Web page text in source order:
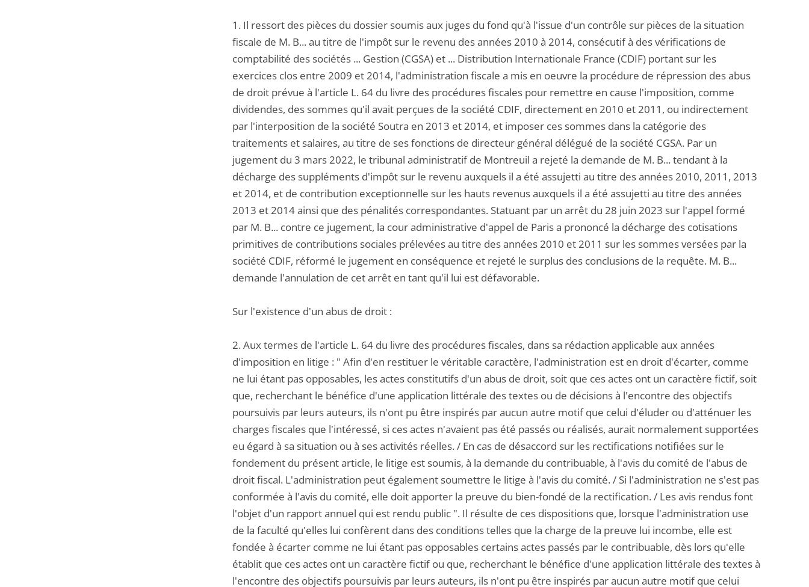
1. Il ressort des pièces du dossier soumis aux juges du fond qu'à l'issue d'un contrôle sur pièces de la situation
fiscale de M. B... au titre de l'impôt sur le revenu des années 2010 à 2014, consécutif à des vérifications de
comptabilité des sociétés ... Gestion (CGSA) et ... Distribution Internationale France (CDIF) portant sur les
exercices clos entre 2009 et 2014, l'administration fiscale a mis en oeuvre la procédure de répression des abus
de droit prévue à l'article L. 64 du livre des procédures fiscales pour remettre en cause l'imposition, comme
dividendes, des sommes qu'il avait perçues de la société CDIF, directement en 2010 et 2011, ou indirectement
par l'interposition de la société Soutra en 2013 et 2014, et imposer ces sommes dans la catégorie des
traitements et salaires, au titre de ses fonctions de directeur général délégué de la société CGSA. Par un
jugement du 3 mars 2022, le tribunal administratif de Montreuil a rejeté la demande de M. B... tendant à la
décharge des suppléments d'impôt sur le revenu auxquels il a été assujetti au titre des années 2010, 2011, 2013
et 2014, et de contribution exceptionnelle sur les hauts revenus auxquels il a été assujetti au titre des années
2013 et 2014 ainsi que des pénalités correspondantes. Statuant par un arrêt du 28 juin 2023 sur l'appel formé
par M. B... contre ce jugement, la cour administrative d'appel de Paris a prononcé la décharge des cotisations
primitives de contributions sociales prélevées au titre des années 2010 et 2011 sur les sommes versées par la
société CDIF, réformé le jugement en conséquence et rejeté le surplus des conclusions de la requête. M. B...
demande l'annulation de cet arrêt en tant qu'il lui est défavorable.
Sur l'existence d'un abus de droit :
2. Aux termes de l'article L. 64 du livre des procédures fiscales, dans sa rédaction applicable aux années
d'imposition en litige : " Afin d'en restituer le véritable caractère, l'administration est en droit d'écarter, comme
ne lui étant pas opposables, les actes constitutifs d'un abus de droit, soit que ces actes ont un caractère fictif, soit
que, recherchant le bénéfice d'une application littérale des textes ou de décisions à l'encontre des objectifs
poursuivis par leurs auteurs, ils n'ont pu être inspirés par aucun autre motif que celui d'éluder ou d'atténuer les
charges fiscales que l'intéressé, si ces actes n'avaient pas été passés ou réalisés, aurait normalement supportées
eu égard à sa situation ou à ses activités réelles. / En cas de désaccord sur les rectifications notifiées sur le
fondement du présent article, le litige est soumis, à la demande du contribuable, à l'avis du comité de l'abus de
droit fiscal. L'administration peut également soumettre le litige à l'avis du comité. / Si l'administration ne s'est pas
conformée à l'avis du comité, elle doit apporter la preuve du bien-fondé de la rectification. / Les avis rendus font
l'objet d'un rapport annuel qui est rendu public ". Il résulte de ces dispositions que, lorsque l'administration use
de la faculté qu'elles lui confèrent dans des conditions telles que la charge de la preuve lui incombe, elle est
fondée à écarter comme ne lui étant pas opposables certains actes passés par le contribuable, dès lors qu'elle
établit que ces actes ont un caractère fictif ou que, recherchant le bénéfice d'une application littérale des textes à
l'encontre des objectifs poursuivis par leurs auteurs, ils n'ont pu être inspirés par aucun autre motif que celui